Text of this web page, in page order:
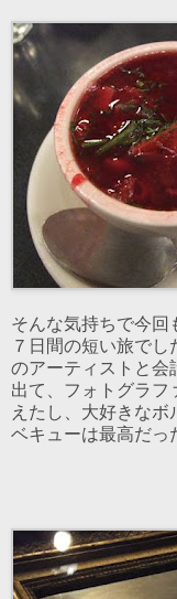
そんな気持ちで今回
７日間の短い旅で
のアーティストと会
出て、フォトグラフ
えたし、大好きな
ベキューは最高だっ